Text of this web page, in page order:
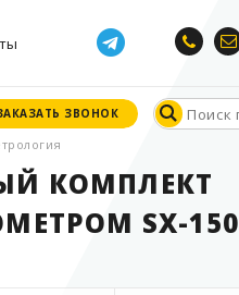
ЗВОНОК
ЗВОНОК
КОМПЛЕКТ
SX-150